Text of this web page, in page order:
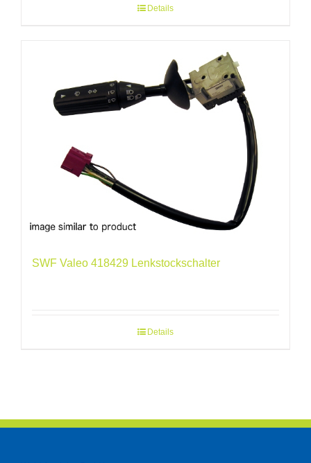
Details
SWF Valeo 418429 Lenkstockschalter
Details